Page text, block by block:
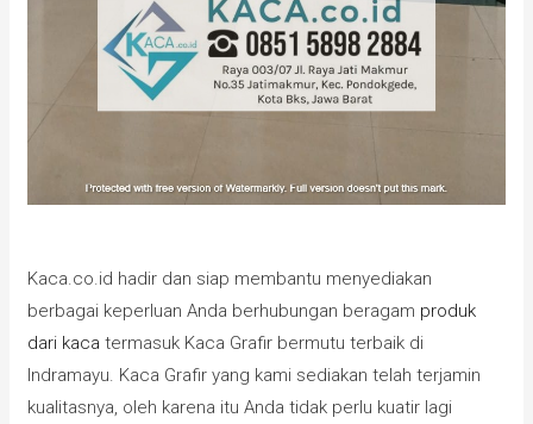
Kaca.co.id hadir dan siap membantu menyediakan
berbagai keperluan Anda berhubungan beragam produk
dari kaca termasuk Kaca Grafir bermutu terbaik di
Indramayu. Kaca Grafir yang kami sediakan telah terjamin
kualitasnya, oleh karena itu Anda tidak perlu kuatir lagi